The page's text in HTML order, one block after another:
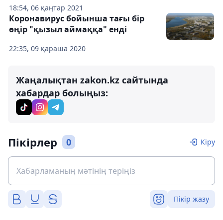
18:54, 06 қаңтар 2021
22:35, 09 қараша 2020
Коронавирус бойынша тағы бір
өңір "қызыл аймаққа" енді
Жаңалықтан zakon.kz сайтында
хабардар болыңыз:
Пікірлер 0 Кіру
Пікір жазу